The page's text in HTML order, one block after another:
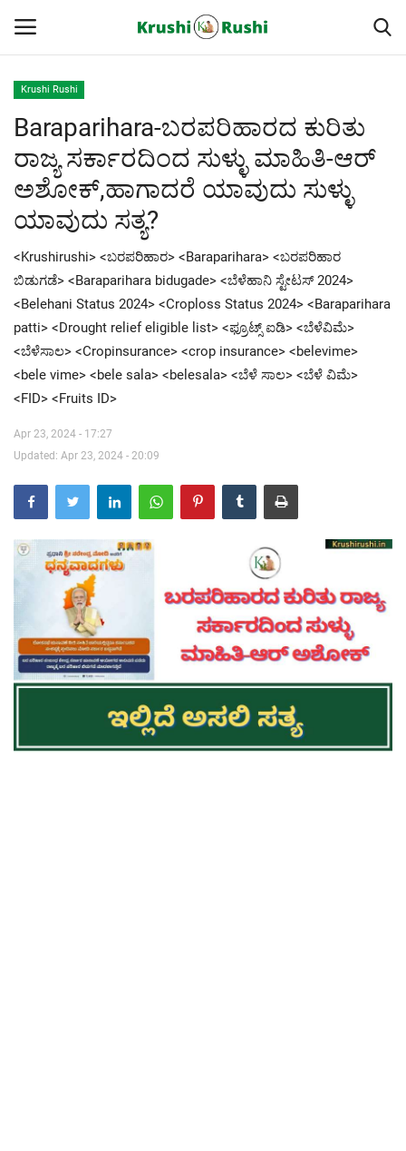
Home
Finance
Contact
ರೈತರ ಯಶೋಗಾಥೆಗಳು
Krushi Rushi
ಮುಂದಿನ 5 ದಿನಗಳ ಮಳೆ ಮಾಹಿತಿ
Gallery
Contact Us
Krushi Rushi
Baraparihara-ಬರಪರಿಹಾರದ ಕುರಿತು
ರಾಜ್ಯ ಸರ್ಕಾರದಿಂದ ಸುಳ್ಳು ಮಾಹಿತಿ-ಆರ್
ಅಶೋಕ್,ಹಾಗಾದರೆ ಯಾವುದು ಸುಳ್ಳು
ಯಾವುದು ಸತ್ಯ?
<Krushirushi> <ಬರಪರಿಹಾರ> <Baraparihara> <ಬರಪರಿಹಾರ
ಬಿಡುಗಡೆ> <Baraparihara bidugade> <ಬೆಳೆಹಾನಿ ಸ್ಟೇಟಸ್ 2024>
<Belehani Status 2024> <Croploss Status 2024> <Baraparihara
patti> <Drought relief eligible list> <ಫ್ರೂಟ್ಸ್ ಐಡಿ> <ಬೆಳೆವಿಮೆ>
<ಬೆಳೆಸಾಲ> <Cropinsurance> <crop insurance> <belevime>
<bele vime> <bele sala> <belesala> <ಬೆಳೆ ಸಾಲ> <ಬೆಳೆ ವಿಮೆ>
<FID> <Fruits ID>
Apr 23, 2024 - 17:27
Updated: Apr 23, 2024 - 20:09